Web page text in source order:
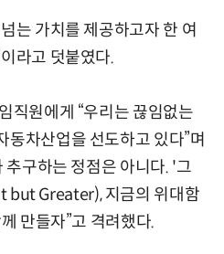
는 가치를 제공하고자 한 여
라고 덧붙였다.
직원에게 “우리는 끊임없는
동차산업을 선도하고 있다”며
추구하는 정점은 아니다. '그
but Greater), 지금의 위대함
만들자”고 격려했다.